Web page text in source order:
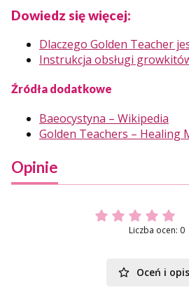
Dowiedz się więcej:
Dlaczego Golden Teacher
Instrukcja obsługi
Źródła dodatkowe
Baeocystyna – Wikipedia
Golden Teachers – Healing
Opinie
Liczba ocen: 0
Oceń i